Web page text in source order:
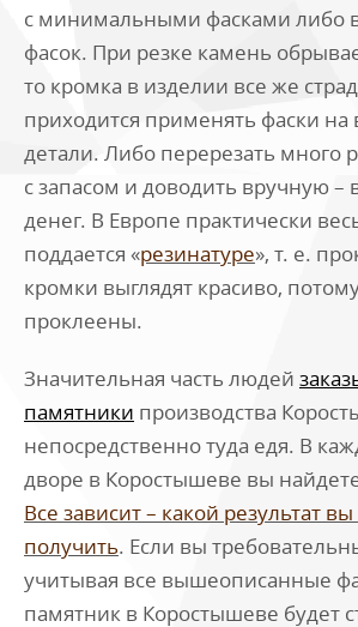
с минимальными фасками либо
фасок. При резке камень
то кромка в изделии все же
приходится применять фаски на
детали. Либо перерезать много
с запасом и доводить вручную –
денег. В Европе практически
поддается «резинатуре», т. е.
кромки выглядят красиво,
проклеены.
Значительная часть людей
памятники производства
непосредственно туда едя. В
дворе в Коростышеве вы
Все зависит – какой результат
получить. Если вы
учитывая все вышеописанные
памятник в Коростышеве будет